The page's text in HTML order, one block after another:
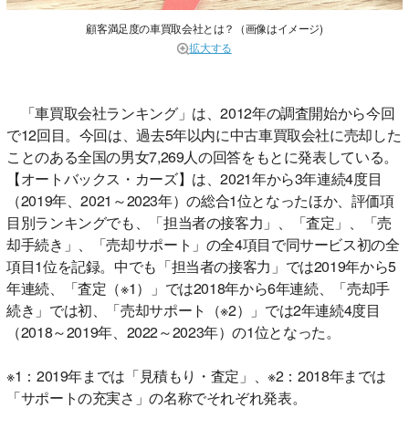
顧客満足度の車買取会社とは？（画像はイメージ)
拡大する
「車買取会社ランキング」は、2012年の調査開始から今回
で12回目。今回は、過去5年以内に中古車買取会社に売却した
ことのある全国の男女7,269人の回答をもとに発表している。
【オートバックス・カーズ】は、2021年から3年連続4度目
（2019年、2021～2023年）の総合1位となったほか、評価項
目別ランキングでも、「担当者の接客力」、「査定」、「売
却手続き」、「売却サポート」の全4項目で同サービス初の全
項目1位を記録。中でも「担当者の接客力」では2019年から5
年連続、「査定（※1）」では2018年から6年連続、「売却手
続き」では初、「売却サポート（※2）」では2年連続4度目
（2018～2019年、2022～2023年）の1位となった。
※1：2019年までは「見積もり・査定」、※2：2018年までは
「サポートの充実さ」の名称でそれぞれ発表。